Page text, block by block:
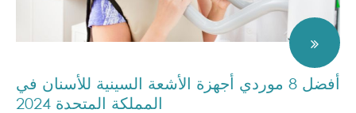
أفضل 8 موردي أجهزة الأشعة السينية للأسنان في
المملكة المتحدة 2024